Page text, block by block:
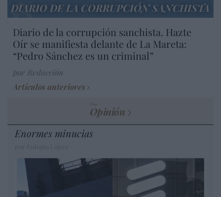
DIARIO DE LA CORRUPCIÓN SANCHISTA
Diario de la corrupción sanchista. Hazte
Oír se manifiesta delante de La Mareta:
“Pedro Sánchez es un criminal”
Artículos anteriores
Opinión
Enormes minucias